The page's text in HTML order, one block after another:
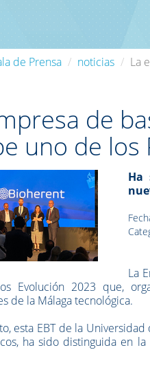
de Prensa noticias La
de
uno de los
Ha
La
Evolución 2023 que,
de la Málaga tecnológica.
esta EBT de la
ha sido distinguida en